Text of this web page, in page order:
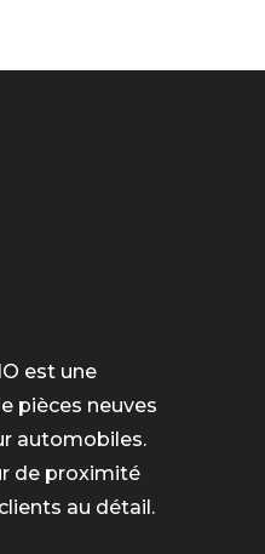
woman-used-
est une
pièces neuves
automobiles.
de proximité
au détail.